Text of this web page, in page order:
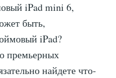
iPad mini 6,
быть,
iPad?
премьерных
найдете что-